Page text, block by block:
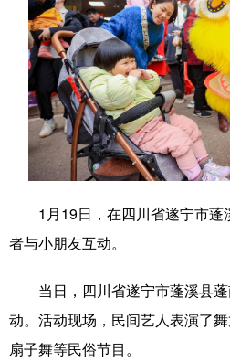
文化 书画
访谈 视频
法律 中央文件
食品 人居
学术中国 乡村振兴
城市 旅游
公益 一带一路
1月19日，在四川省遂宁市蓬
者与小朋友互动。
当日，四川省遂宁市蓬溪县蓬
动。活动现场，民间艺人表演了舞
扇子舞等民俗节目。